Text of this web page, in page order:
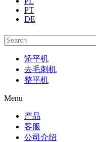
PT
DE
矫平机
去毛刺机
整平机
Menu
产品
客服
公司介绍